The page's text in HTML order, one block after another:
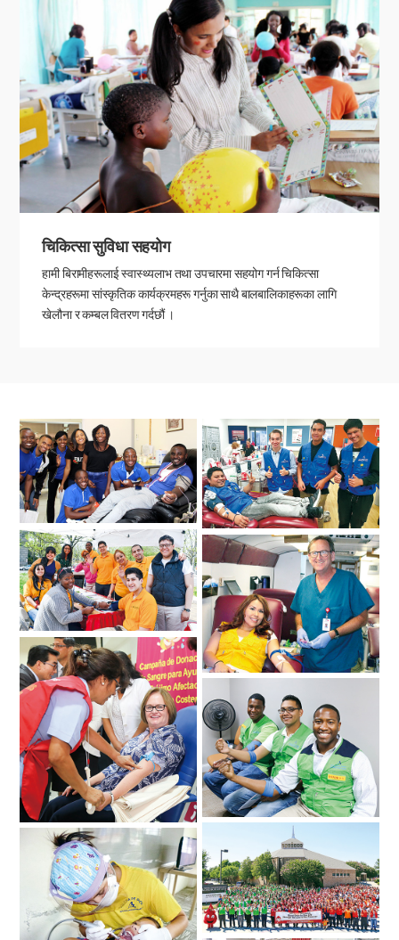
चिकित्सा सुविधा सहयोग
हामी बिरामीहरूलाई स्वास्थ्यलाभ तथा उपचारमा सहयोग गर्न चिकित्सा
केन्द्रहरूमा सांस्कृतिक कार्यक्रमहरू गर्नुका साथै बालबालिकाहरूका लागि
खेलौना र कम्बल वितरण गर्दछौं ।